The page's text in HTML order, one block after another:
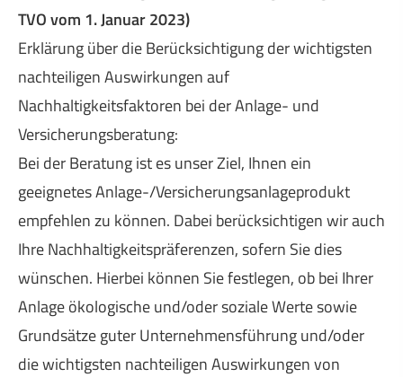
TVO vom 1. Januar 2023)
Erklärung über die Berücksichtigung der wichtigsten
nachteiligen Auswirkungen auf
Nachhaltigkeitsfaktoren bei der Anlage- und
Versicherungsberatung:
Bei der Beratung ist es unser Ziel, Ihnen ein
geeignetes Anlage-/Versicherungsanlageprodukt
empfehlen zu können. Dabei berücksichtigen wir auch
Ihre Nachhaltigkeitspräferenzen, sofern Sie dies
wünschen. Hierbei können Sie festlegen, ob bei Ihrer
Anlage ökologische und/oder soziale Werte sowie
Grundsätze guter Unternehmensführung und/oder
die wichtigsten nachteiligen Auswirkungen von